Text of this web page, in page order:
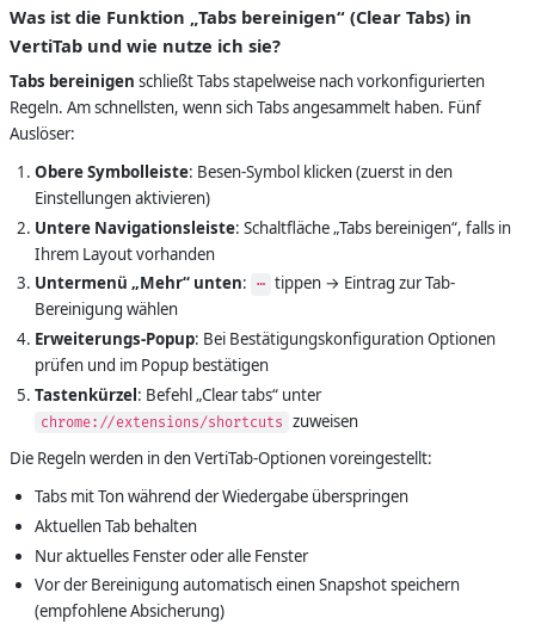
Was ist die Funktion „Tabs bereinigen“ (Clear Tabs) in
VertiTab und wie nutze ich sie?
Tabs bereinigen schließt Tabs stapelweise nach vorkonfigurierten
Regeln. Am schnellsten, wenn sich Tabs angesammelt haben. Fünf
Auslöser:
Obere Symbolleiste: Besen-Symbol klicken (zuerst in den
Einstellungen aktivieren)
Untere Navigationsleiste: Schaltfläche „Tabs bereinigen“, falls in
Ihrem Layout vorhanden
Untermenü „Mehr“ unten: ⋯ tippen → Eintrag zur Tab-
Bereinigung wählen
Erweiterungs-Popup: Bei Bestätigungskonfiguration Optionen
prüfen und im Popup bestätigen
Tastenkürzel: Befehl „Clear tabs“ unter
chrome://extensions/shortcuts zuweisen
Die Regeln werden in den VertiTab-Optionen voreingestellt:
Tabs mit Ton während der Wiedergabe überspringen
Aktuellen Tab behalten
Nur aktuelles Fenster oder alle Fenster
Vor der Bereinigung automatisch einen Snapshot speichern
(empfohlene Absicherung)